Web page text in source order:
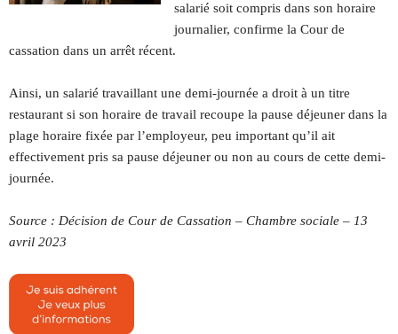
salarié soit compris dans son horaire
journalier, confirme la Cour de
cassation dans un arrêt récent.
Ainsi, un salarié travaillant une demi-journée a droit à un titre
restaurant si son horaire de travail recoupe la pause déjeuner dans la
plage horaire fixée par l’employeur, peu important qu’il ait
effectivement pris sa pause déjeuner ou non au cours de cette demi-
journée.
Source : Décision de Cour de Cassation – Chambre sociale – 13
avril 2023